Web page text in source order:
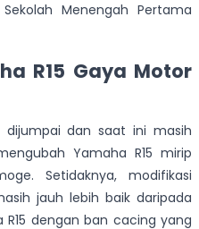
Menengah Pertama
R15 Gaya Motor
dan saat ini masih
Yamaha R15 mirip
Setidaknya, modifikasi
jauh lebih baik daripada
dengan ban cacing yang